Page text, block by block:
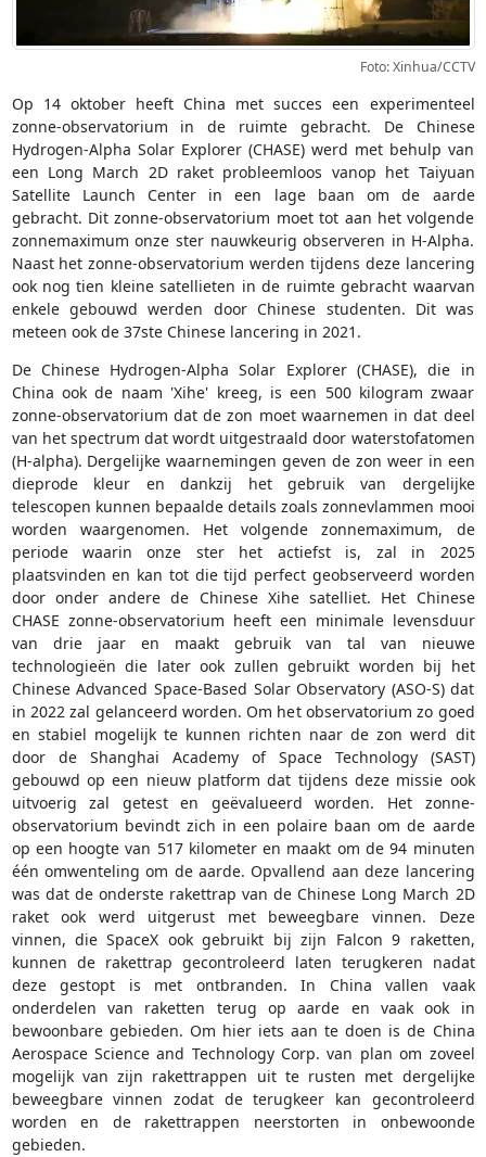
Foto: Xinhua/CCTV
Op 14 oktober heeft China met succes een experimenteel
zonne-observatorium in de ruimte gebracht. De Chinese
Hydrogen-Alpha Solar Explorer (CHASE) werd met behulp van
een Long March 2D raket probleemloos vanop het Taiyuan
Satellite Launch Center in een lage baan om de aarde
gebracht. Dit zonne-observatorium moet tot aan het volgende
zonnemaximum onze ster nauwkeurig observeren in H-Alpha.
Naast het zonne-observatorium werden tijdens deze lancering
ook nog tien kleine satellieten in de ruimte gebracht waarvan
enkele gebouwd werden door Chinese studenten. Dit was
meteen ook de 37ste Chinese lancering in 2021.
De Chinese Hydrogen-Alpha Solar Explorer (CHASE), die in
China ook de naam 'Xihe' kreeg, is een 500 kilogram zwaar
zonne-observatorium dat de zon moet waarnemen in dat deel
van het spectrum dat wordt uitgestraald door waterstofatomen
(H-alpha). Dergelijke waarnemingen geven de zon weer in een
dieprode kleur en dankzij het gebruik van dergelijke
telescopen kunnen bepaalde details zoals zonnevlammen mooi
worden waargenomen. Het volgende zonnemaximum, de
periode waarin onze ster het actiefst is, zal in 2025
plaatsvinden en kan tot die tijd perfect geobserveerd worden
door onder andere de Chinese Xihe satelliet. Het Chinese
CHASE zonne-observatorium heeft een minimale levensduur
van drie jaar en maakt gebruik van tal van nieuwe
technologieën die later ook zullen gebruikt worden bij het
Chinese Advanced Space-Based Solar Observatory (ASO-S) dat
in 2022 zal gelanceerd worden. Om het observatorium zo goed
en stabiel mogelijk te kunnen richten naar de zon werd dit
door de Shanghai Academy of Space Technology (SAST)
gebouwd op een nieuw platform dat tijdens deze missie ook
uitvoerig zal getest en geëvalueerd worden. Het zonne-
observatorium bevindt zich in een polaire baan om de aarde
op een hoogte van 517 kilometer en maakt om de 94 minuten
één omwenteling om de aarde. Opvallend aan deze lancering
was dat de onderste rakettrap van de Chinese Long March 2D
raket ook werd uitgerust met beweegbare vinnen. Deze
vinnen, die SpaceX ook gebruikt bij zijn Falcon 9 raketten,
kunnen de rakettrap gecontroleerd laten terugkeren nadat
deze gestopt is met ontbranden. In China vallen vaak
onderdelen van raketten terug op aarde en vaak ook in
bewoonbare gebieden. Om hier iets aan te doen is de China
Aerospace Science and Technology Corp. van plan om zoveel
mogelijk van zijn rakettrappen uit te rusten met dergelijke
beweegbare vinnen zodat de terugkeer kan gecontroleerd
worden en de rakettrappen neerstorten in onbewoonde
gebieden.